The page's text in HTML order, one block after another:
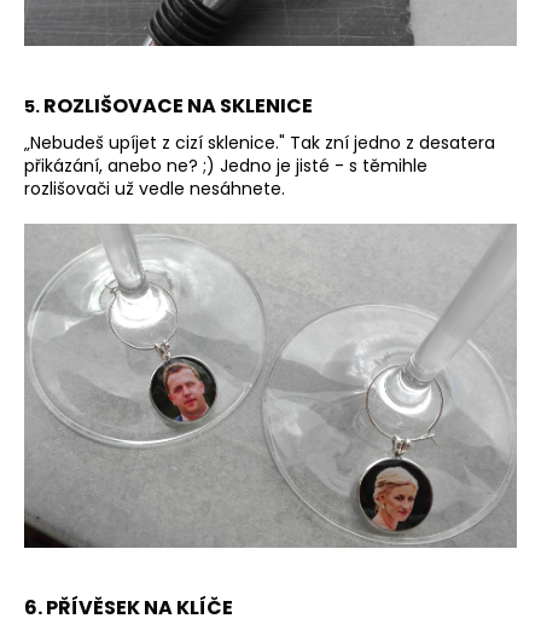
5. ROZLIŠOVACE NA SKLENICE
„Nebudeš upíjet z cizí sklenice." Tak zní jedno z desatera
přikázání, anebo ne? ;) Jedno je jisté - s těmihle
rozlišovači už vedle nesáhnete.
6. PŘÍVĚSEK NA KLÍČE